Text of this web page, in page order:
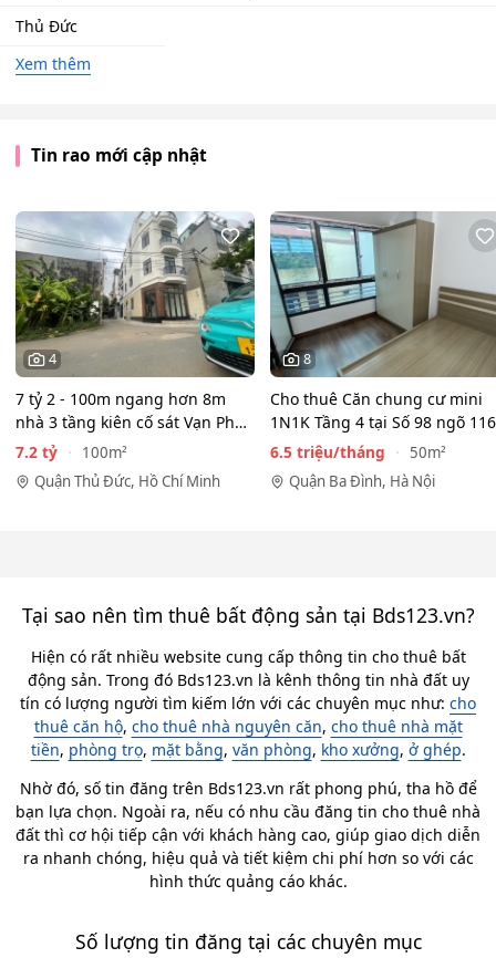
Thủ Đức
Xem thêm
Tin rao mới cập nhật
4
7 tỷ 2 - 100m ngang hơn 8m
nhà 3 tầng kiên cố sát Vạn Phúc
City - HẺM XE HƠI…
7.2 tỷ
100m²
Quận Thủ Đức, Hồ Chí Minh
8
Cho thuê Căn chung cư mini
1N1K Tầng 4 tại Số 98 ngõ 116
Phan Kế Bính, Ba Đình.…
6.5 triệu/tháng
50m²
Quận Ba Đình, Hà Nội
Tại sao nên tìm thuê bất động sản tại Bds123.vn?
Hiện có rất nhiều website cung cấp thông tin cho thuê bất
động sản. Trong đó Bds123.vn là kênh thông tin nhà đất uy
tín có lượng người tìm kiếm lớn với các chuyên mục như: cho
thuê căn hộ, cho thuê nhà nguyên căn, cho thuê nhà mặt
tiền, phòng trọ, mặt bằng, văn phòng, kho xưởng, ở ghép.
Nhờ đó, số tin đăng trên Bds123.vn rất phong phú, tha hồ để
bạn lựa chọn. Ngoài ra, nếu có nhu cầu đăng tin cho thuê nhà
đất thì cơ hội tiếp cận với khách hàng cao, giúp giao dịch diễn
ra nhanh chóng, hiệu quả và tiết kiệm chi phí hơn so với các
hình thức quảng cáo khác.
Số lượng tin đăng tại các chuyên mục